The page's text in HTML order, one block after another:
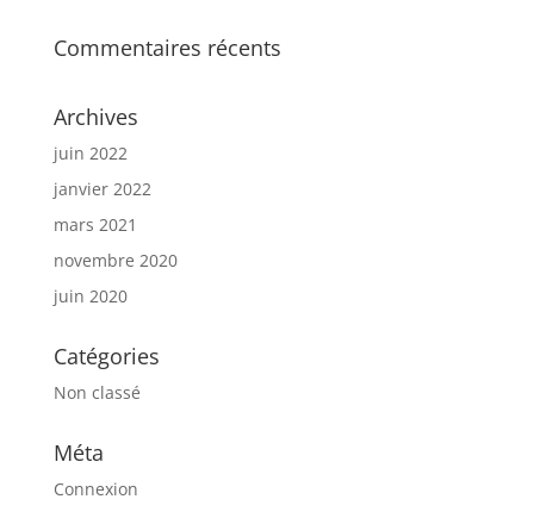
Commentaires récents
Archives
juin 2022
janvier 2022
mars 2021
novembre 2020
juin 2020
Catégories
Non classé
Méta
Connexion